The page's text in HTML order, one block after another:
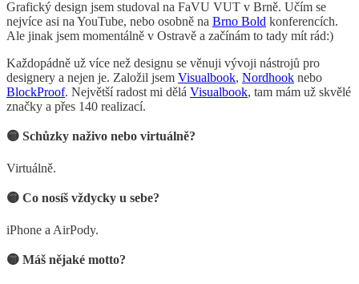
Grafický design jsem studoval na FaVU VUT v Brně. Učím se
nejvíce asi na YouTube, nebo osobně na Brno Bold konferencích.
Ale jinak jsem momentálně v Ostravě a začínám to tady mít rád:)
Každopádně už více než designu se věnuji vývoji nástrojů pro
designery a nejen je. Založil jsem Visualbook, Nordhook nebo
BlockProof. Největší radost mi dělá Visualbook, tam mám už skvělé
značky a přes 140 realizací.
🟡 Schůzky naživo nebo virtuálně?
Virtuálně.
🟡 Co nosíš vždycky u sebe?
iPhone a AirPody.
🟡 Máš nějaké motto?